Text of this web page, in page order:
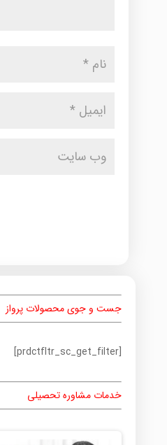
جست و جوی محصولات پرواز
[prdctfltr_sc_get_filter]
خدمات مشاوره تحصیلی